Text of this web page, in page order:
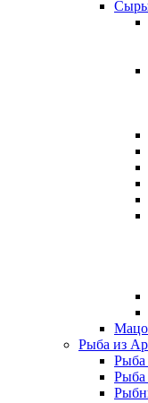
Рыба из
Рыба
Рыба